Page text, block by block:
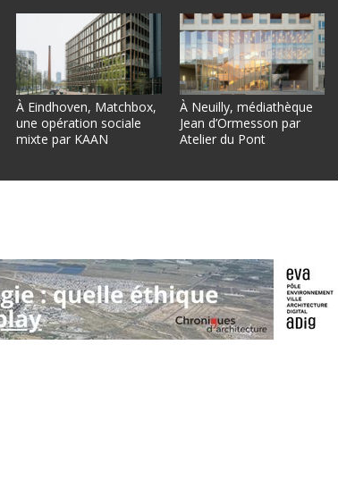
À Eindhoven, Matchbox,
une opération sociale
mixte par KAAN
À Neuilly, médiathèque
Jean d’Ormesson par
Atelier du Pont